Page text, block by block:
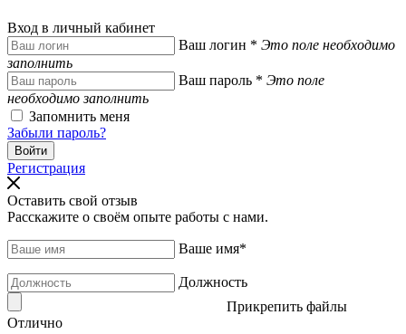
Вход в личный кабинет
Ваш логин * Это поле необходимо
заполнить
Ваш пароль * Это поле
необходимо заполнить
Запомнить меня
Забыли пароль?
Регистрация
Оставить свой отзыв
Расскажите о своём опыте работы с нами.
Ваше имя*
Должность
Прикрепить файлы
Отлично